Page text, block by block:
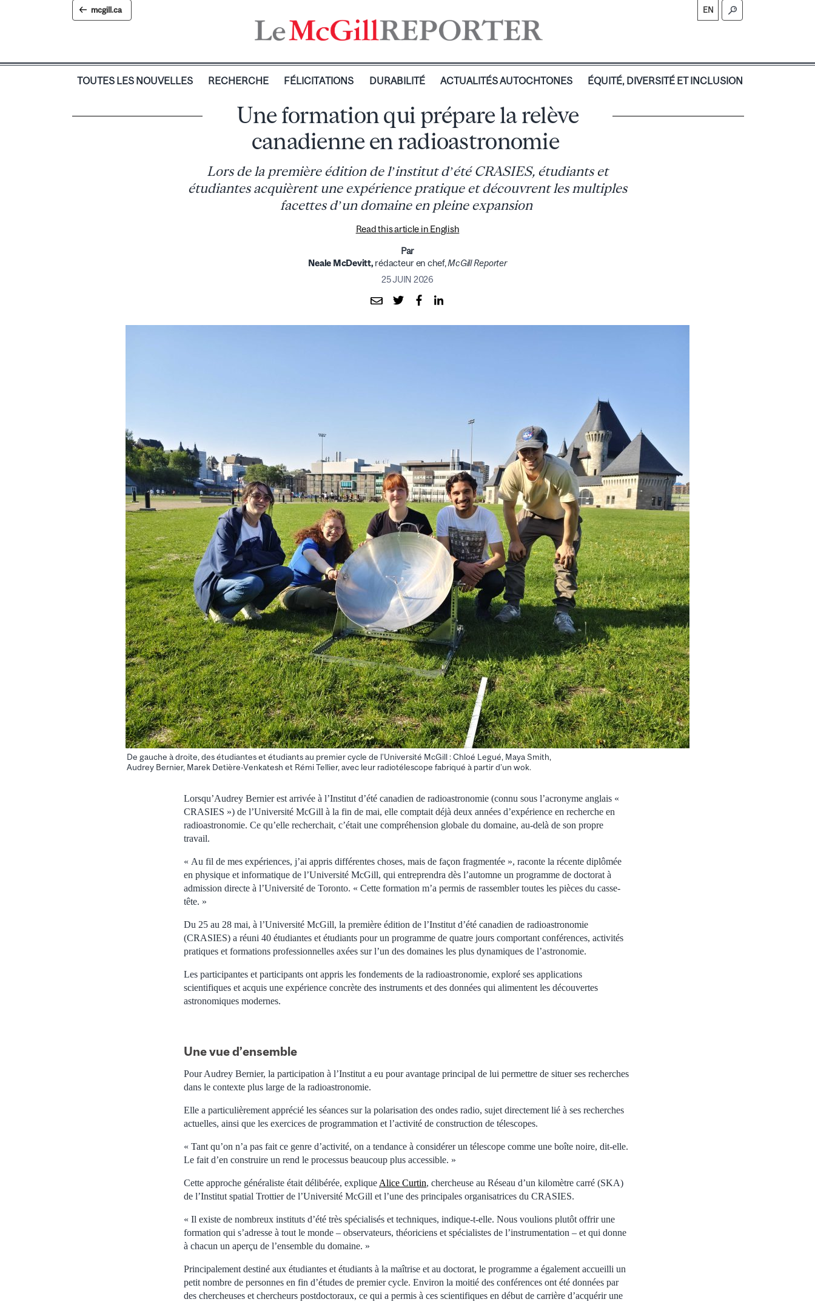
mcgill.ca EN
TOUTES LES NOUVELLES RECHERCHE FÉLICITATIONS DURABILITÉ ACTUALITÉS AUTOCHTONES ÉQUITÉ, DIVERSITÉ ET INCLUSION
Une formation qui prépare la relève
canadienne en radioastronomie
Lors de la première édition de l’institut d’été CRASIES, étudiants et
étudiantes acquièrent une expérience pratique et découvrent les multiples
facettes d’un domaine en pleine expansion
Read this article in English
Par
Neale McDevitt, rédacteur en chef,McGill Reporter
25 JUIN 2026
De gauche à droite, des étudiantes et étudiants au premier cycle de l’Université McGill : Chloé Legué, Maya Smith,
Audrey Bernier, Marek Detière-Venkatesh et Rémi Tellier, avec leur radiotélescope fabriqué à partir d’un wok.
Lorsqu’Audrey Bernier est arrivée à l’Institut d’été canadien de radioastronomie (connu sous l’acronyme anglais «
CRASIES ») de l’Université McGill à la fin de mai, elle comptait déjà deux années d’expérience en recherche en
radioastronomie. Ce qu’elle recherchait, c’était une compréhension globale du domaine, au-delà de son propre
travail.
« Au fil de mes expériences, j’ai appris différentes choses, mais de façon fragmentée », raconte la récente diplômée
en physique et informatique de l’Université McGill, qui entreprendra dès l’automne un programme de doctorat à
admission directe à l’Université de Toronto. « Cette formation m’a permis de rassembler toutes les pièces du casse-
tête. »
Du 25 au 28 mai, à l’Université McGill, la première édition de l’Institut d’été canadien de radioastronomie
(CRASIES) a réuni 40 étudiantes et étudiants pour un programme de quatre jours comportant conférences, activités
pratiques et formations professionnelles axées sur l’un des domaines les plus dynamiques de l’astronomie.
Les participantes et participants ont appris les fondements de la radioastronomie, exploré ses applications
scientifiques et acquis une expérience concrète des instruments et des données qui alimentent les découvertes
astronomiques modernes.
Une vue d’ensemble
Pour Audrey Bernier, la participation à l’Institut a eu pour avantage principal de lui permettre de situer ses recherches
dans le contexte plus large de la radioastronomie.
Elle a particulièrement apprécié les séances sur la polarisation des ondes radio, sujet directement lié à ses recherches
actuelles, ainsi que les exercices de programmation et l’activité de construction de télescopes.
« Tant qu’on n’a pas fait ce genre d’activité, on a tendance à considérer un télescope comme une boîte noire, dit-elle.
Le fait d’en construire un rend le processus beaucoup plus accessible. »
Cette approche généraliste était délibérée, expliqueAlice Curtin, chercheuse au Réseau d’un kilomètre carré (SKA)
de l’Institut spatial Trottier de l’Université McGill et l’une des principales organisatrices du CRASIES.
« Il existe de nombreux instituts d’été très spécialisés et techniques, indique-t-elle. Nous voulions plutôt offrir une
formation qui s’adresse à tout le monde – observateurs, théoriciens et spécialistes de l’instrumentation – et qui donne
à chacun un aperçu de l’ensemble du domaine. »
Principalement destiné aux étudiantes et étudiants à la maîtrise et au doctorat, le programme a également accueilli un
petit nombre de personnes en fin d’études de premier cycle. Environ la moitié des conférences ont été données par
des chercheuses et chercheurs postdoctoraux, ce qui a permis à ces scientifiques en début de carrière d’acquérir une